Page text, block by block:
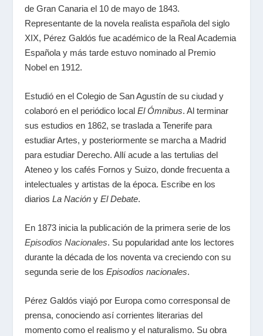
de Gran Canaria el 10 de mayo de 1843.
Representante de la novela realista española del siglo
XIX, Pérez Galdós fue académico de la Real Academia
Española y más tarde estuvo nominado al Premio
Nobel en 1912.
Estudió en el Colegio de San Agustín de su ciudad y
colaboró en el periódico localEl Ómnibus. Al terminar
sus estudios en 1862, se traslada a Tenerife para
estudiar Artes, y posteriormente se marcha a Madrid
para estudiar Derecho. Allí acude a las tertulias del
Ateneo y los cafés Fornos y Suizo, donde frecuenta a
intelectuales y artistas de la época. Escribe en los
diariosLa Nación yEl Debate.
En 1873 inicia la publicación de la primera serie de los
Episodios Nacionales. Su popularidad ante los lectores
durante la década de los noventa va creciendo con su
segunda serie de losEpisodios nacionales.
Pérez Galdós viajó por Europa como corresponsal de
prensa, conociendo así corrientes literarias del
momento como el realismo y el naturalismo. Su obra